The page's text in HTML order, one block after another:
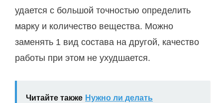
удается с большой точностью определить
марку и количество вещества. Можно
заменять 1 вид состава на другой, качество
работы при этом не ухудшается.
Читайте также Нужно ли делать